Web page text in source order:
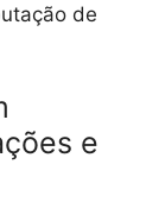
de
e